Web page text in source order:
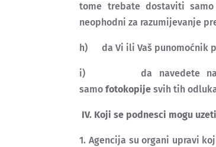
tome trebate dostaviti
neophodni za razumijevanje
h) da Vi ili Vaš punomoćnik
i) da navedete naziv i
samofotokopijesvih tih
IV. Koji se podnesci mogu
1. Agencija su organi upravi